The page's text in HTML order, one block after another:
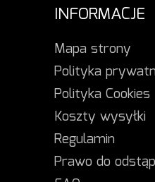
INFORMACJE
Mapa strony
Polityka
Polityka Cookies
Koszty wysyłki
Regulamin
Prawo do